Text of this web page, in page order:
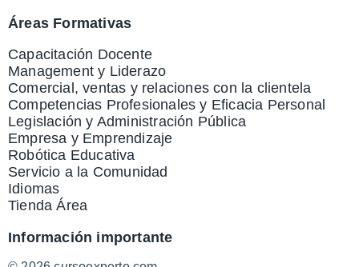
Áreas Formativas
Capacitación Docente
Management y Liderazo
Comercial, ventas y relaciones con la clientela
Competencias Profesionales y Eficacia Personal
Legislación y Administración Pública
Empresa y Emprendizaje
Robótica Educativa
Servicio a la Comunidad
Idiomas
Tienda Área
Información importante